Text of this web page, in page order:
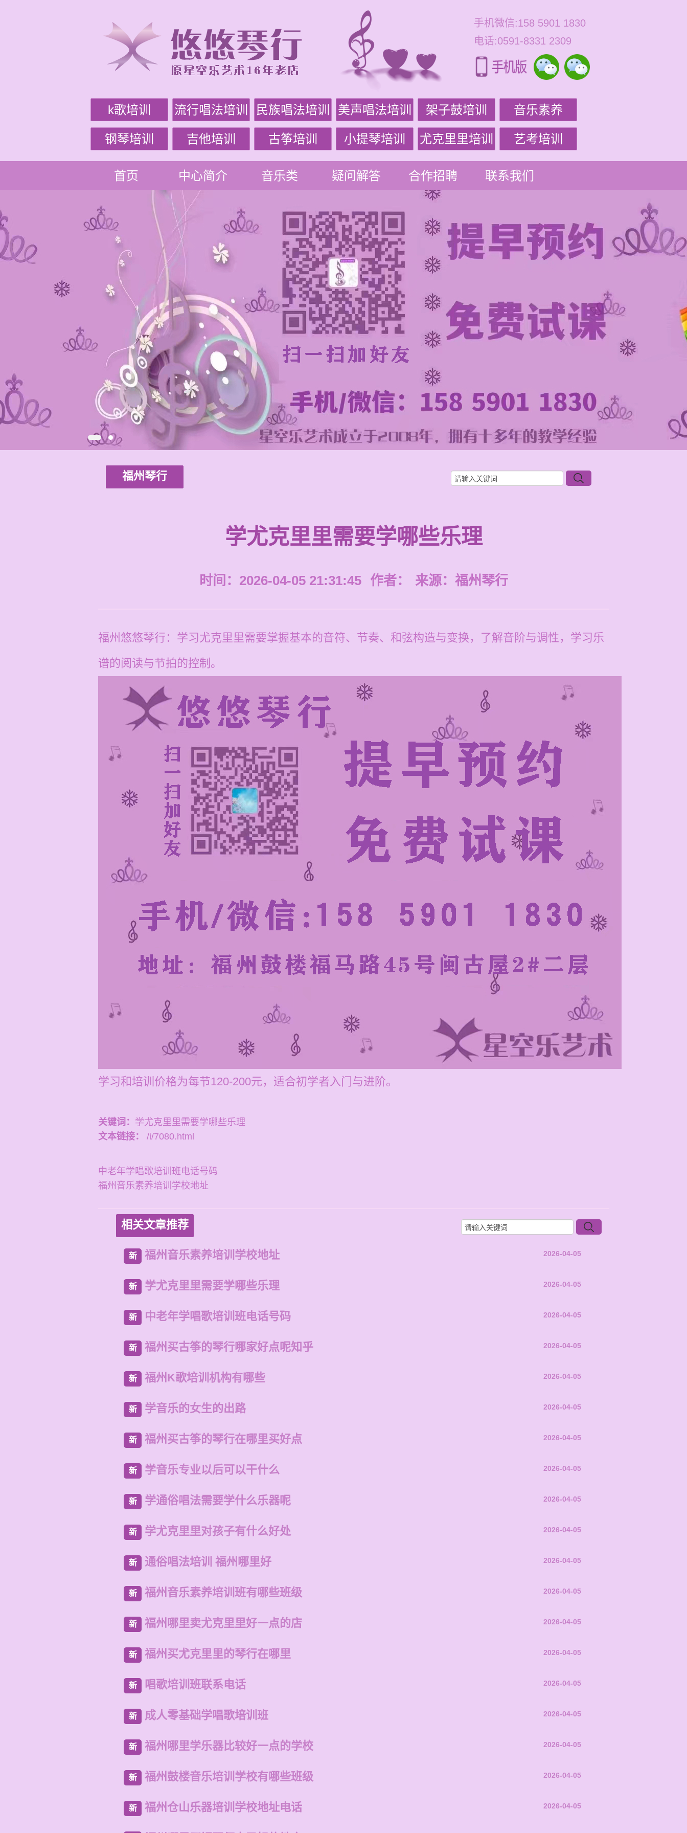
手机微信:158 5901 1830
电话:0591-8331 2309
k歌培训 流行唱法培训 民族唱法培训 美声唱法培训 架子鼓培训 音乐素养
钢琴培训 吉他培训 古筝培训 小提琴培训 尤克里里培训 艺考培训
首页 中心简介 音乐类 疑问解答 合作招聘 联系我们
福州琴行
学尤克里里需要学哪些乐理
时间：2026-04-05 21:31:45 作者： 来源： 福州琴行
福州悠悠琴行：学习尤克里里需要掌握基本的音符、节奏、和弦构造与变换，了解音阶与调性，学习乐
谱的阅读与节拍的控制。
学习和培训价格为每节120-200元，适合初学者入门与进阶。
关键词： 学尤克里里需要学哪些乐理
文本链接：
/i/7080.html
中老年学唱歌培训班电话号码
福州音乐素养培训学校地址
相关文章推荐
新 福州音乐素养培训学校地址 2026-04-05
新 学尤克里里需要学哪些乐理 2026-04-05
新 中老年学唱歌培训班电话号码 2026-04-05
新 福州买古筝的琴行哪家好点呢知乎 2026-04-05
新 福州K歌培训机构有哪些 2026-04-05
新 学音乐的女生的出路 2026-04-05
新 福州买古筝的琴行在哪里买好点 2026-04-05
新 学音乐专业以后可以干什么 2026-04-05
新 学通俗唱法需要学什么乐器呢 2026-04-05
新 学尤克里里对孩子有什么好处 2026-04-05
新 通俗唱法培训 福州哪里好 2026-04-05
新 福州音乐素养培训班有哪些班级 2026-04-05
新 福州哪里卖尤克里里好一点的店 2026-04-05
新 福州买尤克里里的琴行在哪里 2026-04-05
新 唱歌培训班联系电话 2026-04-05
新 成人零基础学唱歌培训班 2026-04-05
新 福州哪里学乐器比较好一点的学校 2026-04-05
新 福州鼓楼音乐培训学校有哪些班级 2026-04-05
新 福州仓山乐器培训学校地址电话 2026-04-05